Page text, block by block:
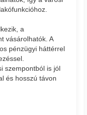
a
vásárolhatók. A
pénzügyi háttérrel
szempontból is jól
és hosszú távon